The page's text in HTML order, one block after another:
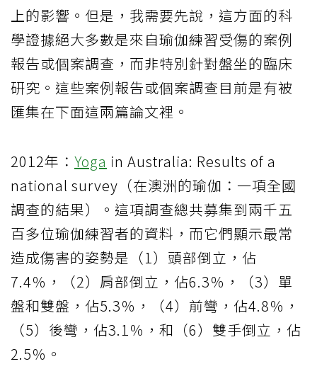
上的影響。但是，我需要先說，這方面的科
學證據絕大多數是來自瑜伽練習受傷的案例
報告或個案調查，而非特別針對盤坐的臨床
研究。這些案例報告或個案調查目前是有被
匯集在下面這兩篇論文裡。
2012年： Yoga in Australia: Results of a
national survey（在澳洲的瑜伽：一項全國
調查的結果）。這項調查總共募集到兩千五
百多位瑜伽練習者的資料，而它們顯示最常
造成傷害的姿勢是（1）頭部倒立，佔
7.4％，（2）肩部倒立，佔6.3％，（3）單
盤和雙盤，佔5.3％，（4）前彎，佔4.8％，
（5）後彎，佔3.1％，和（6）雙手倒立，佔
2.5％。